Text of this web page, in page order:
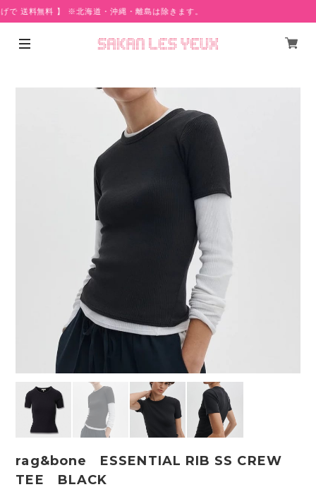
料無料 】 ※北海道・沖縄・離島は除きます。
rag&bone ESSENTIAL RIB SS CREW
TEE BLACK